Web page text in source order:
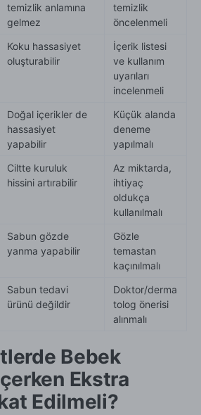
temizlik anlamına
gelmez
temizlik
öncelenmeli
Koku hassasiyet
oluşturabilir
İçerik listesi
ve kullanım
uyarıları
incelenmeli
Doğal içerikler de
hassasiyet
yapabilir
Küçük alanda
deneme
yapılmalı
Ciltte kuruluk
hissini artırabilir
Az miktarda,
ihtiyaç
oldukça
kullanılmalı
Sabun gözde
yanma yapabilir
Gözle
temastan
kaçınılmalı
Sabun tedavi
ürünü değildir
Doktor/derma
tolog önerisi
alınmalı
Bebek
Ekstra
Edilmeli?